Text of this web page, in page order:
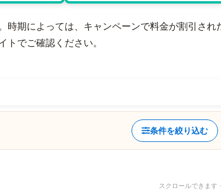
時期によっては、キャンペーンで料金が割引され
でご確認ください。
条件を絞り込む
スクロールできま